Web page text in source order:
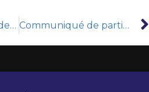
Avis concernant les demandes d’attestations de présence pour l’année universitaire 2025-2026 Communiqué de participation à la cinquième édition du Championnat national de lecture